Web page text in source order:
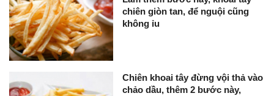
chiên giòn tan, để nguội cũng
không ỉu
Chiên khoai tây đừng vội thả vào
chảo dầu, thêm 2 bước này,